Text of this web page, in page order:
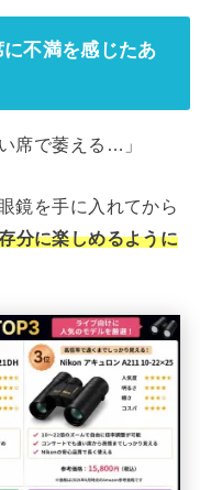
不満を感じたあ
席で萎える…」
鏡を手に入れてから
分に楽しめるように